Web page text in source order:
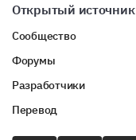
Открытый источник
Сообщество
Форумы
Разработчики
Перевод